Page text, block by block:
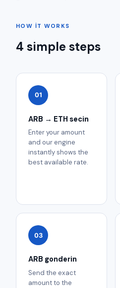
HOW IT WORKS
4 simple steps
01
ARB → ETH secin
Enter your amount
and our engine
instantly shows the
best available rate.
03
ARB gonderin
Send the exact
amount to the